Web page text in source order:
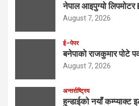
नेपाल आइपुग्यो
August 7, 2026
ई–पेपर
बनेपाको राजकुमार पोटे
August 7, 2026
अन्तर्राष्ट्रिय
हुन्डाईको नयाँ कम्प्याक्ट